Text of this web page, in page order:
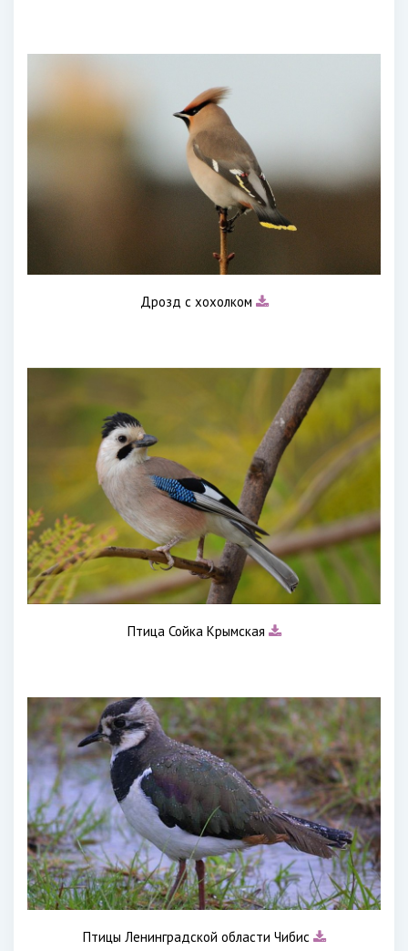
Дрозд с хохолком
Птица Сойка Крымская
Птицы Ленинградской области Чибис